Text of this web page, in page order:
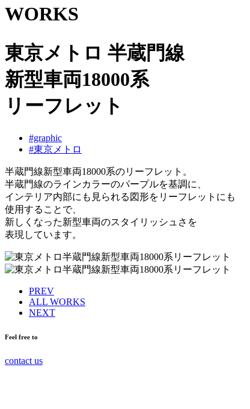
WORKS
東京メトロ 半蔵門線
新型車両18000系
リーフレット
#graphic
#東京メトロ
半蔵門線新型車両18000系のリーフレット。
半蔵門線のラインカラーのパープルを基調に、
インテリア内部にも見られる図形をリーフレットにも
使用することで、
新しくなった新型車両のスタイリッシュさを
表現しています。
PREV
ALL WORKS
NEXT
Feel free to
contact us